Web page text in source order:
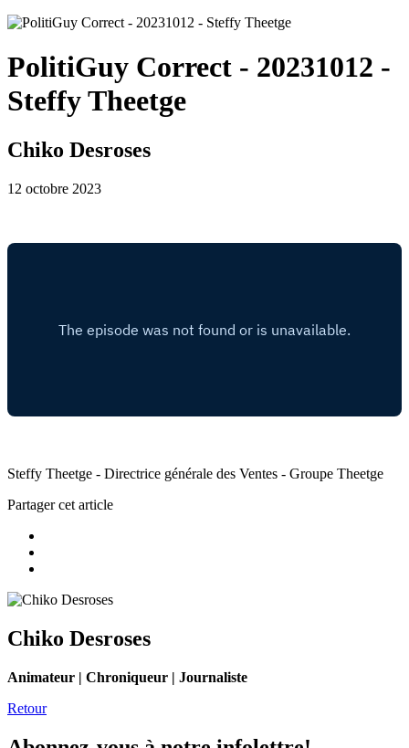
PolitiGuy Correct - 20231012 -
Steffy Theetge
Chiko Desroses
12 octobre 2023
Steffy Theetge - Directrice générale des Ventes - Groupe Theetge
Partager cet article
Chiko Desroses
Animateur | Chroniqueur | Journaliste
Retour